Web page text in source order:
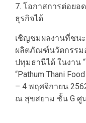
7. โอกาสการต่อยอ
ธุรกิจได้
เชิญชมผลงานที่ชน
ผลิตภัณฑ์นวัตกรรม
ปทุมธานีได้ ในงาน
“Pathum Thani
– 4 พฤศจิกายน
ณ สุขสยาม ชั้น G ศู